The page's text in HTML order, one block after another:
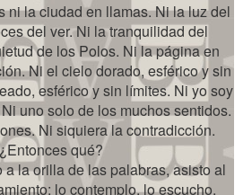
ni la ciudad en llamas. Ni la luz del
del ver. Ni la tranquilidad del
de los Polos. Ni la página en
Ni el cielo dorado, esférico y sin
esférico y sin límites. Ni yo soy
uno solo de los muchos sentidos.
Ni siquiera la contradicción.
¿Entonces qué?
la orilla de las palabras, asisto al
lo contemplo, lo escucho.